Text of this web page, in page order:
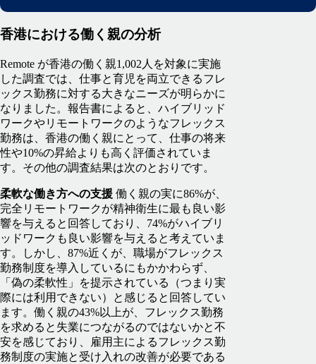
香港における働く親の分析
Remote が香港の働く親1,002人を対象に実施
した調査では、仕事と育児を両立できるフレ
ックス勤務に対する大きなニーズが明らかに
なりました。報告書によると、ハイブリッド
ワークやリモートワークのようなフレックス
勤務は、香港の働く親にとって、仕事の将来
性や10%の昇給よりも高く評価されていま
す。その他の調査結果は次のとおりです。
柔軟な働き方への支援 働く親の実に86%が、
完全リモートワークが精神衛生に最も良い影
響を与えると回答しており、74%がハイブリ
ッドワークも良い影響を与えると考えていま
す。しかし、87%近くが、職場がフレックス
勤務制度を導入しているにもかかわらず、
「偽の柔軟性」を提示されている（つまり実
際には利用できない）と感じると回答してい
ます。働く親の43%以上が、フレックス勤務
を求めると失業につながるのではないかと不
安を感じており、雇用主によるフレックス勤
務制度の実施と受け入れの改善が必要である